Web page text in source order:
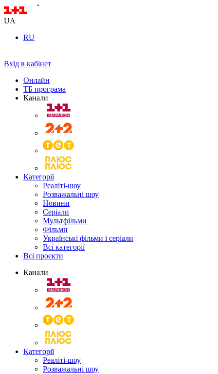
UA
RU
Вхід в кабінет
Онлайн
ТБ програма
Канали
Категорії
Реаліті-шоу
Розважальні шоу
Новини
Серіали
Мультфільми
Фільми
Українські фільми і серіали
Всі категорії
Всі проєкти
Канали
Категорії
Реаліті-шоу
Розважальні шоу